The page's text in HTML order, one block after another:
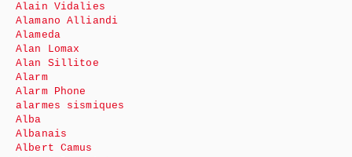
Alain Vidalies
Alamano Alliandi
Alameda
Alan Lomax
Alan Sillitoe
Alarm
Alarm Phone
alarmes sismiques
Alba
Albanais
Albert Camus